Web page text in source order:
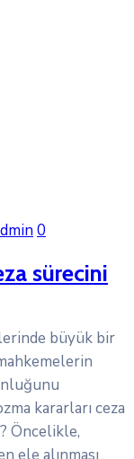
0
sürecini
büyük bir
kararları ceza
Öncelikle,